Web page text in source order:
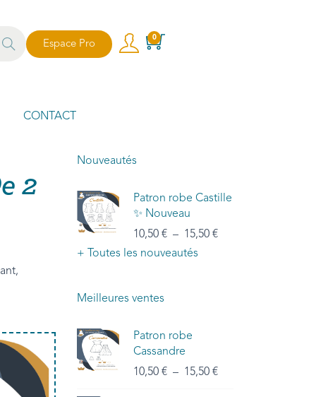
Espace Pro
0
CONTACT
2
Nouveautés
Patron robe Castille
✨ Nouveau
10,50 € – 15,50 €
+ Toutes les nouveautés
Meilleures ventes
Patron robe
Cassandre
10,50 € – 15,50 €